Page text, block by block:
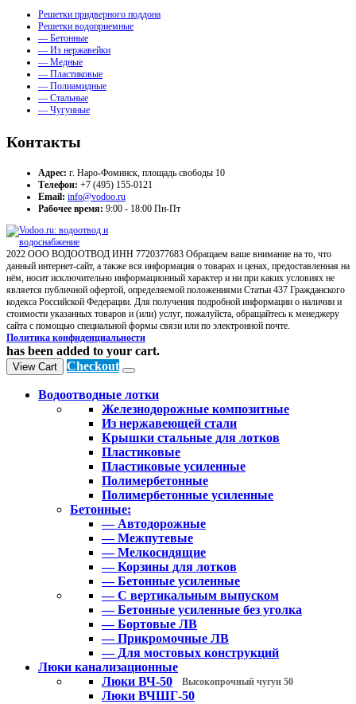
Решетки придверного поддона
Решетки водоприемные
— Бетонные
— Из нержавейки
— Медные
— Пластиковые
— Полиамидные
— Стальные
— Чугунные
Контакты
Адрес: г. Наро-Фоминск, площадь свободы 10
Телефон: +7 (495) 155-0121
Email: info@vodoo.ru
Рабочее время: 9:00 - 18:00 Пн-Пт
2022 ООО ВОДООТВОД ИНН 7720377683 Обращаем ваше внимание на то, что
данный интернет-сайт, а также вся информация о товарах и ценах, предоставленная на
нём, носит исключительно информационный характер и ни при каких условиях не
является публичной офертой, определяемой положениями Статьи 437 Гражданского
кодекса Российской Федерации. Для получения подробной информации о наличии и
стоимости указанных товаров и (или) услуг, пожалуйста, обращайтесь к менеджеру
сайта с помощью специальной формы связи или по электронной почте.
Политика конфиденциальности
has been added to your cart.
View Cart Checkout
Водоотводные лотки
Железнодорожные композитные
Из нержавеющей стали
Крышки стальные для лотков
Пластиковые
Пластиковые усиленные
Полимербетонные
Полимербетонные усиленные
Бетонные:
— Автодорожные
— Межпутевые
— Мелкосидящие
— Корзины для лотков
— Бетонные усиленные
— С вертикальным выпуском
— Бетонные усиленные без уголка
— Бортовые ЛВ
— Прикромочные ЛВ
— Для мостовых конструкций
Люки канализационные
Люки ВЧ-50
Высокопрочный чугун 50
Люки ВЧШГ-50